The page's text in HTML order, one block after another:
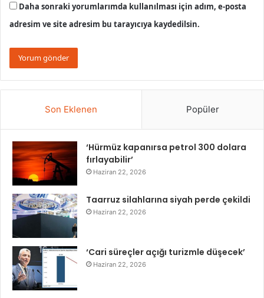
Daha sonraki yorumlarımda kullanılması için adım, e-posta
adresim ve site adresim bu tarayıcıya kaydedilsin.
Son Eklenen Popüler
‘Hürmüz kapanırsa petrol 300 dolara
fırlayabilir’
Haziran 22, 2026
Taarruz silahlarına siyah perde çekildi
Haziran 22, 2026
‘Cari süreçler açığı turizmle düşecek’
Haziran 22, 2026